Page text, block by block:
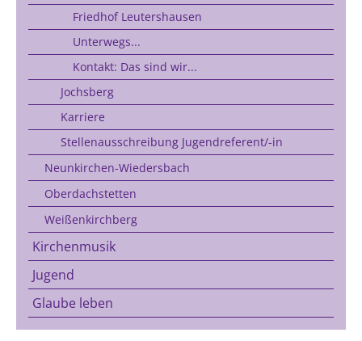
Friedhof Leutershausen
Unterwegs...
Kontakt: Das sind wir...
Jochsberg
Karriere
Stellenausschreibung Jugendreferent/-in
Neunkirchen-Wiedersbach
Oberdachstetten
Weißenkirchberg
Kirchenmusik
Jugend
Glaube leben